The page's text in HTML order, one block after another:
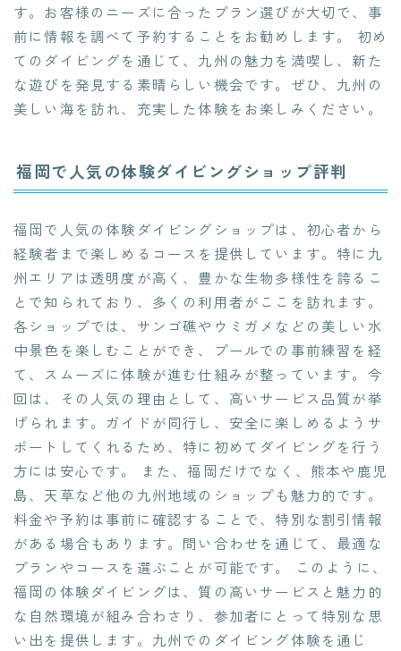
す。お客様のニーズに合ったプラン選びが大切で、事
前に情報を調べて予約することをお勧めします。 初め
てのダイビングを通じて、九州の魅力を満喫し、新た
な遊びを発見する素晴らしい機会です。ぜひ、九州の
美しい海を訪れ、充実した体験をお楽しみください。
福岡で人気の体験ダイビングショップ評判
福岡で人気の体験ダイビングショップは、初心者から
経験者まで楽しめるコースを提供しています。特に九
州エリアは透明度が高く、豊かな生物多様性を誇るこ
とで知られており、多くの利用者がここを訪れます。
各ショップでは、サンゴ礁やウミガメなどの美しい水
中景色を楽しむことができ、プールでの事前練習を経
て、スムーズに体験が進む仕組みが整っています。今
回は、その人気の理由として、高いサービス品質が挙
げられます。ガイドが同行し、安全に楽しめるようサ
ポートしてくれるため、特に初めてダイビングを行う
方には安心です。 また、福岡だけでなく、熊本や鹿児
島、天草など他の九州地域のショップも魅力的です。
料金や予約は事前に確認することで、特別な割引情報
がある場合もあります。問い合わせを通じて、最適な
プランやコースを選ぶことが可能です。 このように、
福岡の体験ダイビングは、質の高いサービスと魅力的
な自然環境が組み合わさり、参加者にとって特別な思
い出を提供します。九州でのダイビング体験を通じ